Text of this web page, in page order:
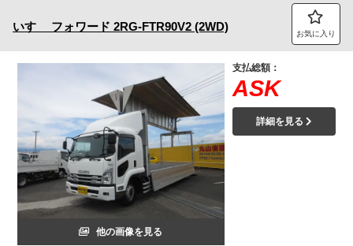
いすゞ フォワード 2RG-FTR90V2 (2WD) お気に入り
他の画像を見る
支払総額：
ASK
詳細を見る